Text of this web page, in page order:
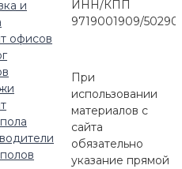
и
офисов
ИНН/КПП
9719001909/
При
использовании
материалов с
сайта
обязательно
указание прямой